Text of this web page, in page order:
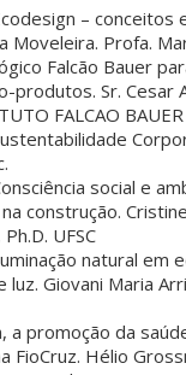
– conceitos
Moveleira. Profa.
Falcão Bauer
produtos. Sr. Cesar
FALCAO BAUER
social e
construção.
UFSC
natural em
Giovani Maria
a promoção da
FioCruz. Hélio